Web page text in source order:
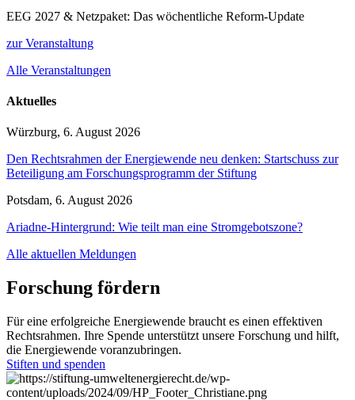
EEG 2027 & Netzpaket: Das wöchentliche Reform-Update
zur Veranstaltung
Alle Veranstaltungen
Aktuelles
Würzburg, 6. August 2026
Den Rechtsrahmen der Energiewende neu denken: Startschuss zur
Beteiligung am Forschungsprogramm der Stiftung
Potsdam, 6. August 2026
Ariadne-Hintergrund: Wie teilt man eine Stromgebotszone?
Alle aktuellen Meldungen
Forschung fördern
Für eine erfolgreiche Energiewende braucht es einen effektiven
Rechtsrahmen. Ihre Spende unterstützt unsere Forschung und hilft,
die Energiewende voranzubringen.
Stiften und spenden